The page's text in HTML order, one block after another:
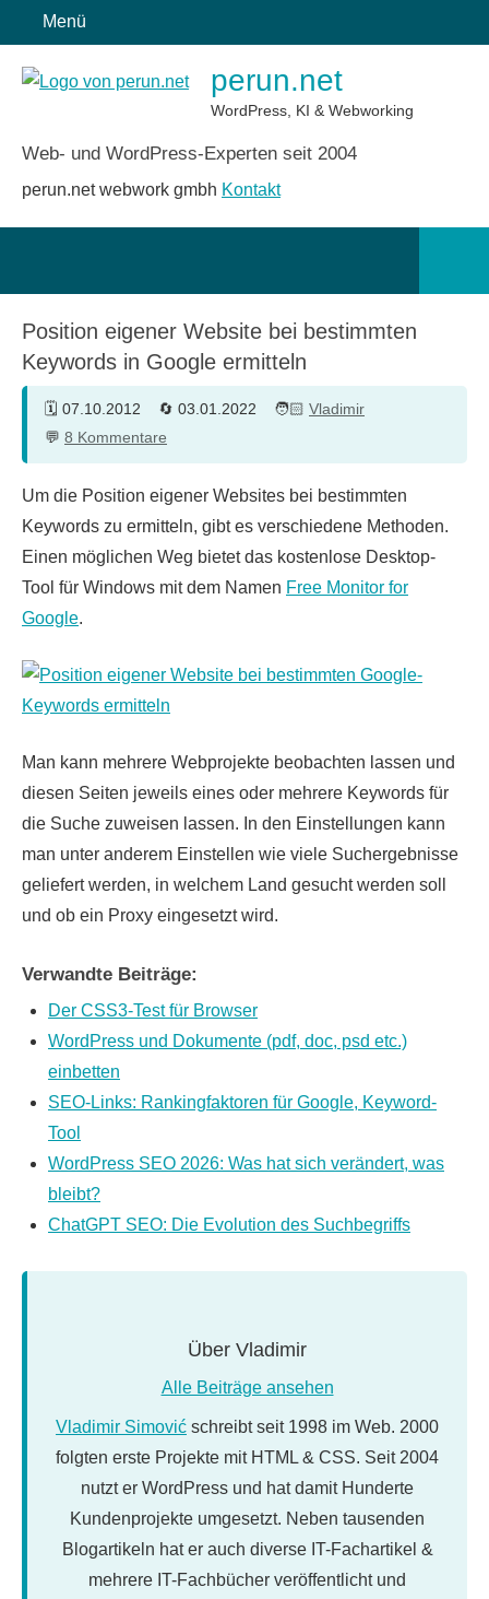
Inhalt
springen
Menü
perun.net
WordPress, KI & Webworking
Web- und WordPress-Experten seit 2004
perun.net webwork gmbh Kontakt
Position eigener Website bei bestimmten
Keywords in Google ermitteln
07.10.2012 03.01.2022
Vladimir
8 Kommentare
Um die Position eigener Websites bei bestimmten
Keywords zu ermitteln, gibt es verschiedene Methoden.
Einen möglichen Weg bietet das kostenlose Desktop-
Tool für Windows mit dem Namen Free Monitor for
Google.
Man kann mehrere Webprojekte beobachten lassen und
diesen Seiten jeweils eines oder mehrere Keywords für
die Suche zuweisen lassen. In den Einstellungen kann
man unter anderem Einstellen wie viele Suchergebnisse
geliefert werden, in welchem Land gesucht werden soll
und ob ein Proxy eingesetzt wird.
Verwandte Beiträge:
Der CSS3-Test für Browser
WordPress und Dokumente (pdf, doc, psd etc.)
einbetten
SEO-Links: Rankingfaktoren für Google, Keyword-
Tool
WordPress SEO 2026: Was hat sich verändert, was
bleibt?
ChatGPT SEO: Die Evolution des Suchbegriffs
Über Vladimir
Alle Beiträge ansehen
Vladimir Simović schreibt seit 1998 im Web. 2000
folgten erste Projekte mit HTML & CSS. Seit 2004
nutzt er WordPress und hat damit Hunderte
Kundenprojekte umgesetzt. Neben tausenden
Blogartikeln hat er auch diverse IT-Fachartikel &
mehrere IT-Fachbücher veröffentlicht und